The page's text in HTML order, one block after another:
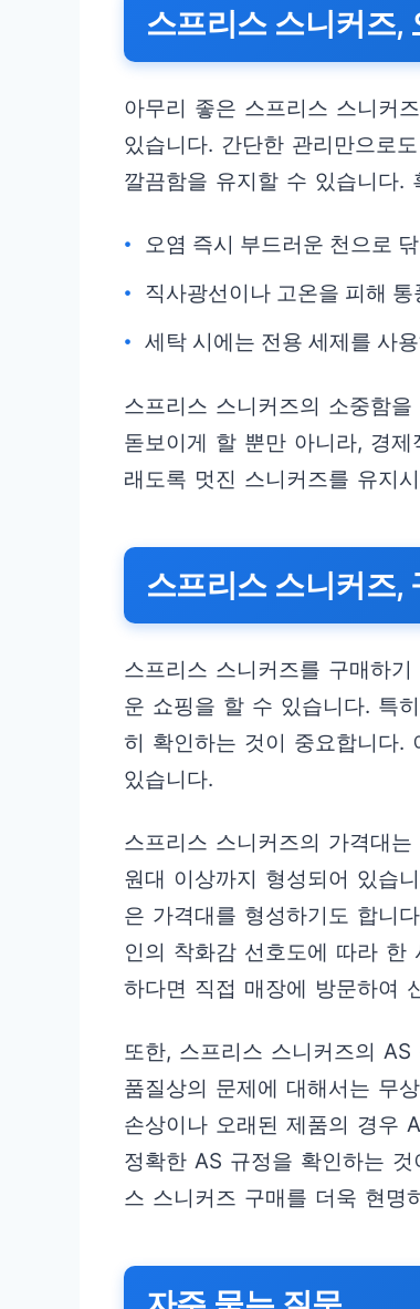
스프리스 스니커즈,
아무리 좋은 스프리스 스니커
있습니다. 간단한 관리만으로
깔끔함을 유지할 수 있습니다.
오염 즉시 부드러운 천으로
직사광선이나 고온을 피해
세탁 시에는 전용 세제를 사
스프리스 스니커즈의 소중함
돋보이게 할 뿐만 아니라, 경
래도록 멋진 스니커즈를 유지
스프리스 스니커즈,
스프리스 스니커즈를 구매하
운 쇼핑을 할 수 있습니다. 특
히 확인하는 것이 중요합니다.
있습니다.
스프리스 스니커즈의 가격대
원대 이상까지 형성되어 있습
은 가격대를 형성하기도 합니
인의 착화감 선호도에 따라 한
하다면 직접 매장에 방문하여
또한, 스프리스 스니커즈의
품질상의 문제에 대해서는 무
손상이나 오래된 제품의 경우
정확한 AS 규정을 확인하는
스 스니커즈 구매를 더욱 현명